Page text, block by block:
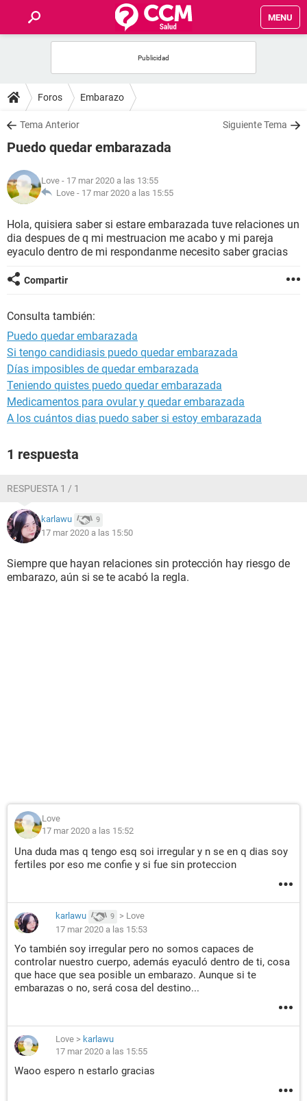
MENU
FOROS
SALUD
NUTRICIÓN
BIENESTAR
Foros Embarazo
Tema Anterior Siguiente Tema
Puedo quedar embarazada
Love - 17 mar 2020 a las 13:55
Love - 17 mar 2020 a las 15:55
Hola, quisiera saber si estare embarazada tuve relaciones un
dia despues de q mi mestruacion me acabo y mi pareja
eyaculo dentro de mi respondanme necesito saber gracias
Compartir
Consulta también:
Puedo quedar embarazada
Si tengo candidiasis puedo quedar embarazada
Días imposibles de quedar embarazada
Teniendo quistes puedo quedar embarazada
Medicamentos para ovular y quedar embarazada
A los cuántos dias puedo saber si estoy embarazada
1 respuesta
RESPUESTA 1 / 1
karlawu 9
17 mar 2020 a las 15:50
Siempre que hayan relaciones sin protección hay riesgo de
embarazo, aún si se te acabó la regla.
Love
17 mar 2020 a las 15:52
Una duda mas q tengo esq soi irregular y n se en q dias soy
fertiles por eso me confie y si fue sin proteccion
karlawu 9 > Love
17 mar 2020 a las 15:53
Yo también soy irregular pero no somos capaces de
controlar nuestro cuerpo, además eyaculó dentro de ti, cosa
que hace que sea posible un embarazo. Aunque si te
embarazas o no, será cosa del destino...
Love > karlawu
17 mar 2020 a las 15:55
Waoo espero n estarlo gracias